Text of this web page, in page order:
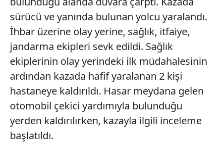
sürücü ve yanında bulunan yolcu yaralandı.
İhbar üzerine olay yerine, sağlık, itfaiye,
jandarma ekipleri sevk edildi. Sağlık
ekiplerinin olay yerindeki ilk müdahalesinin
ardından kazada hafif yaralanan 2 kişi
hastaneye kaldırıldı. Hasar meydana gelen
otomobil çekici yardımıyla bulunduğu
yerden kaldırılırken, kazayla ilgili inceleme
başlatıldı.